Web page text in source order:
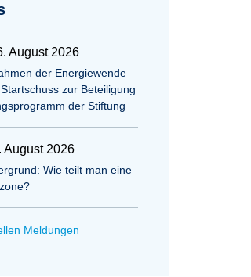
August 2026
der Energiewende
zur Beteiligung
der Stiftung
August 2026
Wie teilt man eine
Meldungen